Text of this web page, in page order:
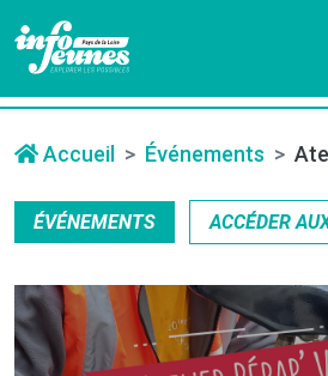
Accueil Événements
ÉVÉNEMENTS ACCÉDER